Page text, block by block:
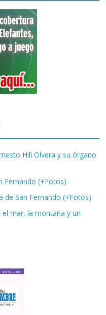
Hill Olvera y su órgano
Fernando (+Fotos)
de San Fernando (+Fotos)
el mar, la montaña y un